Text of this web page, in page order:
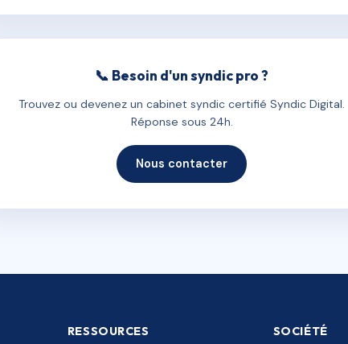
📞 Besoin d'un syndic pro ?
Trouvez ou devenez un cabinet syndic certifié Syndic Digital.
Réponse sous 24h.
Nous contacter
RESSOURCES SOCIÉTÉ